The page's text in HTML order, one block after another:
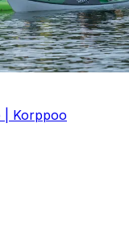
| Korppoo